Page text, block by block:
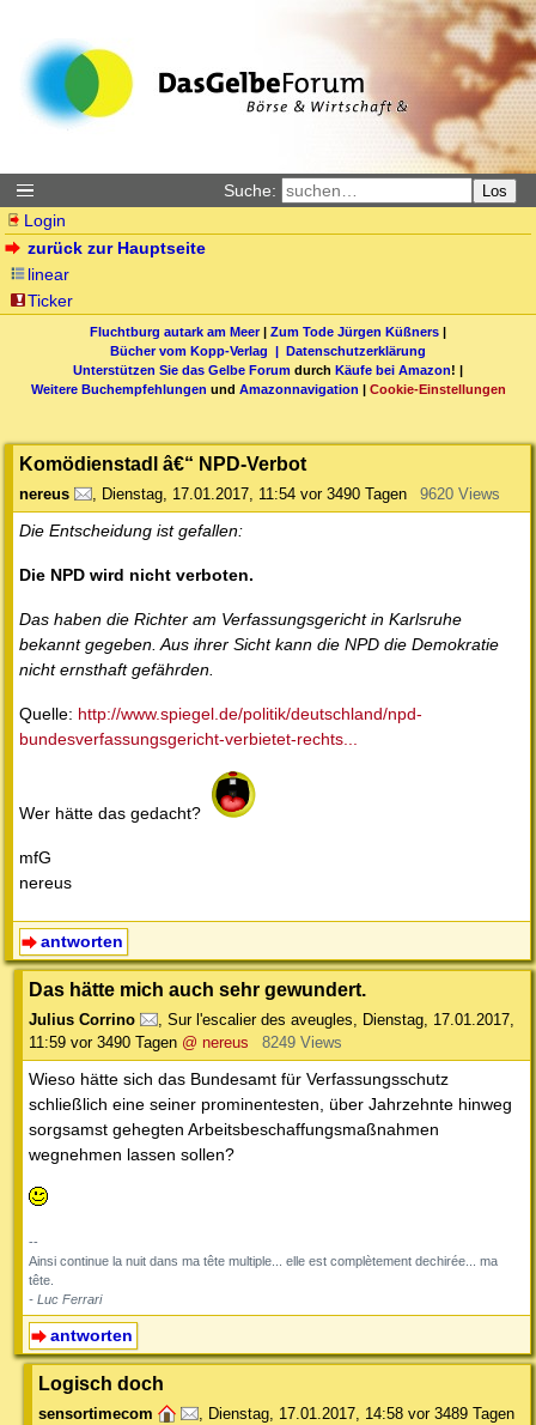
Suche: Los
Login
zurück zur Hauptseite
linear
Ticker
Fluchtburg autark am Meer| Zum Tode Jürgen Küßners |
Bücher vom Kopp-Verlag | Datenschutzerklärung
Unterstützen Sie das Gelbe Forum durch Käufe bei Amazon! |
Weitere Buchempfehlungen und Amazonnavigation | Cookie-Einstellungen
Komödienstadl â€“ NPD-Verbot
nereus , Dienstag, 17.01.2017, 11:54 vor 3490 Tagen 9620 Views
Die Entscheidung ist gefallen:
Die NPD wird nicht verboten.
Das haben die Richter am Verfassungsgericht in Karlsruhe
bekannt gegeben. Aus ihrer Sicht kann die NPD die Demokratie
nicht ernsthaft gefährden.
Quelle: http://www.spiegel.de/politik/deutschland/npd-
bundesverfassungsgericht-verbietet-rechts...
Wer hätte das gedacht?
mfG
nereus
antworten
Das hätte mich auch sehr gewundert.
Julius Corrino , Sur l'escalier des aveugles, Dienstag, 17.01.2017,
11:59 vor 3490 Tagen @ nereus 8249 Views
Wieso hätte sich das Bundesamt für Verfassungsschutz
schließlich eine seiner prominentesten, über Jahrzehnte hinweg
sorgsamst gehegten Arbeitsbeschaffungsmaßnahmen
wegnehmen lassen sollen?
--
Ainsi continue la nuit dans ma tête multiple... elle est complètement dechirée... ma
tête.
- Luc Ferrari
antworten
Logisch doch
sensortimecom , Dienstag, 17.01.2017, 14:58 vor 3489 Tagen